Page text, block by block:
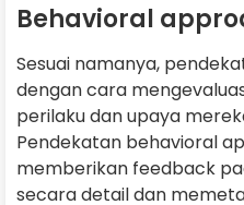
Behavioral
Sesuai namanya,
dengan cara
perilaku dan upaya
Pendekatan behavioral
memberikan feedback
secara detail dan